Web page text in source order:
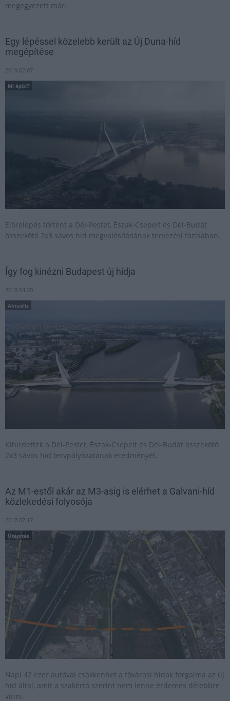
megegyezett már.
Egy lépéssel közelebb került az Új Duna-híd
megépítése
2019.02.07
Mi épül?
Előrelépés történt a Dél-Pestet, Észak-Csepelt és Dél-Budát
összekötő 2x3 sávos híd megvalósításának tervezési fázisában.
Így fog kinézni Budapest új hídja
2018.04.20
Aktuális
Kihirdették a Dél-Pestet, Észak-Csepelt és Dél-Budát összekötő
2x3 sávos híd tervpályázatának eredményét.
Az M1-estől akár az M3-asig is elérhet a Galvani-híd
közlekedési folyosója
2017.07.17
Útépítés
Napi 42 ezer autóval csökkenhet a fővárosi hidak forgalma az új
híd által, amit a szakértő szerint nem lenne érdemes délebbre
vinni.